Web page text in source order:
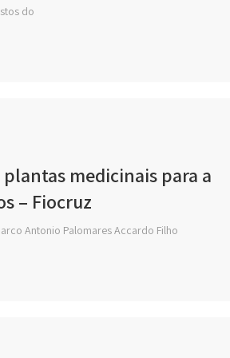
do
medicinais para a
– Fiocruz
Antonio Palomares Accardo Filho